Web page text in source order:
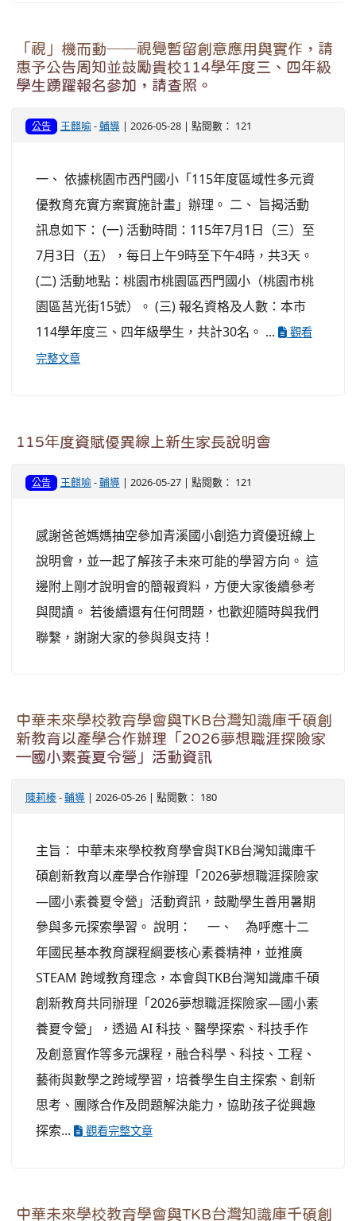
「視」機而動──視覺暫留創意應用與實作，請
惠予公告周知並鼓勵貴校114學年度三、四年級
學生踴躍報名參加，請查照。
公告 王麒喻-輔導| 2026-05-28 | 點閱數： 121
一、 依據桃園市西門國小「115年度區域性多元資
優教育充實方案實施計畫」辦理。 二、 旨揭活動
訊息如下： (一) 活動時間：115年7月1日（三）至
7月3日（五），每日上午9時至下午4時，共3天。
(二) 活動地點：桃園市桃園區西門國小（桃園市桃
園區莒光街15號）。 (三) 報名資格及人數：本市
114學年度三、四年級學生，共計30名。 ...
觀看
完整文章
115年度資賦優異線上新生家長說明會
公告 王麒喻-輔導| 2026-05-27 | 點閱數： 121
感謝爸爸媽媽抽空參加青溪國小創造力資優班線上
說明會，並一起了解孩子未來可能的學習方向。 這
邊附上剛才說明會的簡報資料，方便大家後續參考
與閱讀。 若後續還有任何問題，也歡迎隨時與我們
聯繫，謝謝大家的參與與支持！
中華未來學校教育學會與TKB台灣知識庫千碩創
新教育以產學合作辦理「2026夢想職涯探險家
—國小素養夏令營」活動資訊
陳莉榛-輔導 | 2026-05-26 | 點閱數： 180
主旨： 中華未來學校教育學會與TKB台灣知識庫千
碩創新教育以產學合作辦理「2026夢想職涯探險家
—國小素養夏令營」活動資訊，鼓勵學生善用暑期
參與多元探索學習。 說明： 一、 為呼應十二
年國民基本教育課程綱要核心素養精神，並推廣
STEAM 跨域教育理念，本會與TKB台灣知識庫千碩
創新教育共同辦理「2026夢想職涯探險家—國小素
養夏令營」，透過 AI 科技、醫學探索、科技手作
及創意實作等多元課程，融合科學、科技、工程、
藝術與數學之跨域學習，培養學生自主探索、創新
思考、團隊合作及問題解決能力，協助孩子從興趣
探索...
觀看完整文章
中華未來學校教育學會與TKB台灣知識庫千碩創